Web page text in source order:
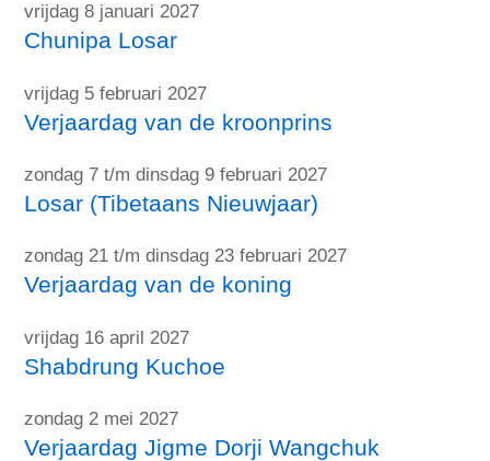
vrijdag 8 januari 2027
Chunipa Losar
vrijdag 5 februari 2027
Verjaardag van de kroonprins
zondag 7 t/m dinsdag 9 februari 2027
Losar (Tibetaans Nieuwjaar)
zondag 21 t/m dinsdag 23 februari 2027
Verjaardag van de koning
vrijdag 16 april 2027
Shabdrung Kuchoe
zondag 2 mei 2027
Verjaardag Jigme Dorji Wangchuk